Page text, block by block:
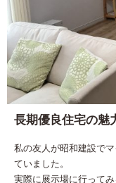
長期優良住宅の魅
私の友人が昭和建設で
ていました。
実際に展示場に行って